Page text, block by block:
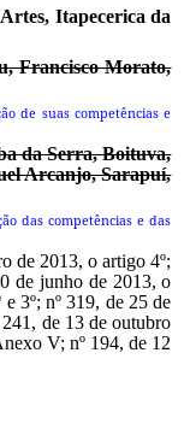
Itapecerica da
Francisco Morato,
de suas competências e
da Serra, Boituva,
Arcanjo, Sarapuí,
das competências e das
de 2013, o artigo 4º;
de junho de 2013, o
3º; nº 319, de 25 de
de 13 de outubro
V; nº 194, de 12